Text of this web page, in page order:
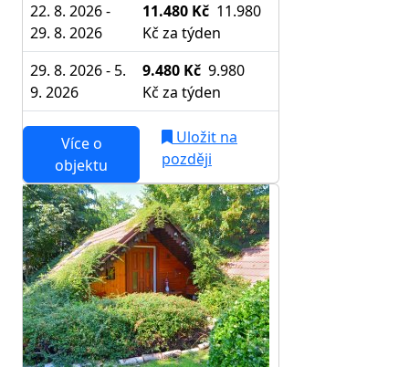
22. 8. 2026 -
29. 8. 2026
11.480 Kč 11.980
Kč za týden
29. 8. 2026 - 5.
9. 2026
9.480 Kč 9.980
Kč za týden
Více o
objektu
Uložit na
později